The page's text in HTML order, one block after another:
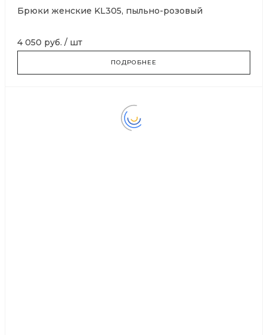
Брюки женские KL305, пыльно-розовый
4 050 руб. / шт
ПОДРОБНЕЕ